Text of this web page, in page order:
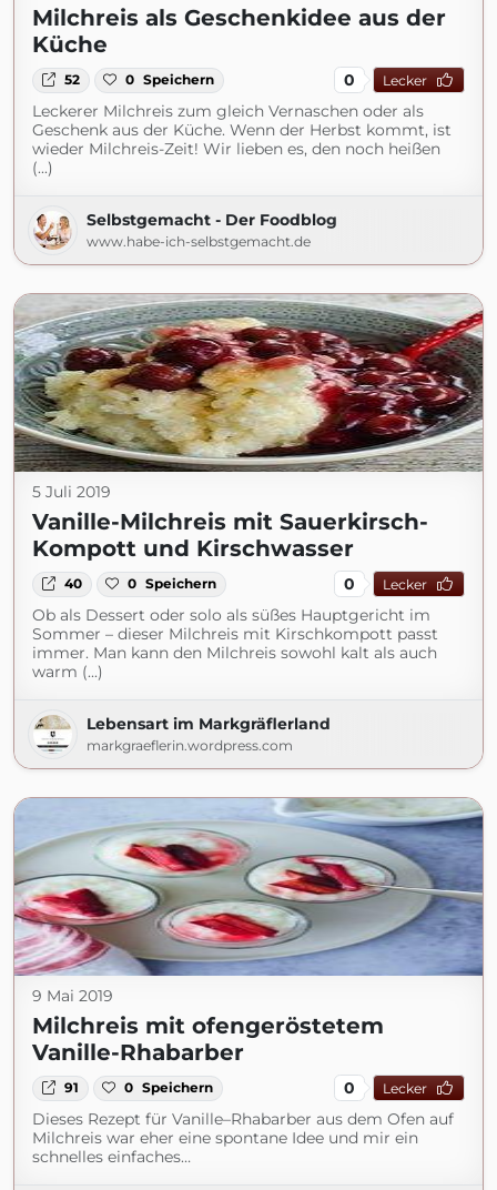
Milchreis als Geschenkidee aus der
Küche
52 0 Speichern 0 Lecker
Leckerer Milchreis zum gleich Vernaschen oder als
Geschenk aus der Küche. Wenn der Herbst kommt, ist
wieder Milchreis-Zeit! Wir lieben es, den noch heißen
(...)
Selbstgemacht - Der Foodblog
www.habe-ich-selbstgemacht.de
5 Juli 2019
Vanille-Milchreis mit Sauerkirsch-
Kompott und Kirschwasser
40 0 Speichern 0 Lecker
Ob als Dessert oder solo als süßes Hauptgericht im
Sommer – dieser Milchreis mit Kirschkompott passt
immer. Man kann den Milchreis sowohl kalt als auch
warm (...)
Lebensart im Markgräflerland
markgraeflerin.wordpress.com
9 Mai 2019
Milchreis mit ofengeröstetem
Vanille-Rhabarber
91 0 Speichern 0 Lecker
Dieses Rezept für Vanille–Rhabarber aus dem Ofen auf
Milchreis war eher eine spontane Idee und mir ein
schnelles einfaches…